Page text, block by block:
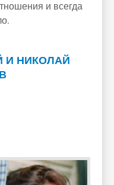
и всегда
И НИКОЛАЙ